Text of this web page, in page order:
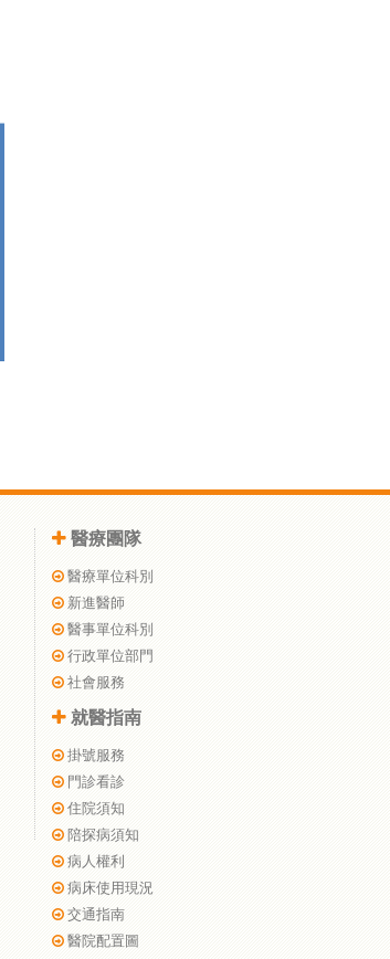
醫療團隊
醫療單位科別
新進醫師
醫事單位科別
行政單位部門
社會服務
就醫指南
掛號服務
門診看診
住院須知
陪探病須知
病人權利
病床使用現況
交通指南
醫院配置圖